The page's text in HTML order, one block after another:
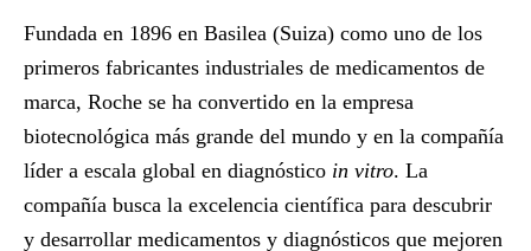
Fundada en 1896 en Basilea (Suiza) como uno de los
primeros fabricantes industriales de medicamentos de
marca, Roche se ha convertido en la empresa
biotecnológica más grande del mundo y en la compañía
líder a escala global en diagnóstico in vitro. La
compañía busca la excelencia científica para descubrir
y desarrollar medicamentos y diagnósticos que mejoren